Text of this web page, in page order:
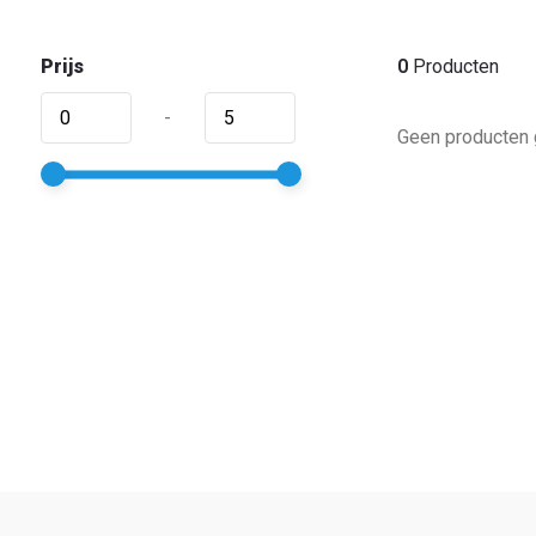
Prijs
-
0Producten
Geen producten